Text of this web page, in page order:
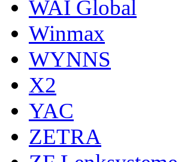
WAI Global
Winmax
WYNNS
X2
YAC
ZETRA